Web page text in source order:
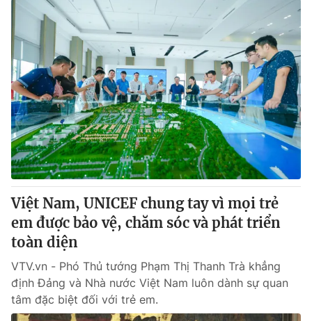
Theo dõi báo trên
Cơ quan chủ quản:Đài Truyền hình Việt Nam
Cơ quan báo chí:Thời báo VTV
Giấy phép hoạt động báo in và báo điện tử số 483/GP-BTTTT
cấp ngày 29/12/2023
Tổng Biên tập:Vũ Thanh Thủy
Phó Tổng Biên tập:Nguyễn Thị Mỹ Hạnh, Phạm Quốc Thắng,
Nguyễn Trọng Ninh
Tổng đài VTV:
024.38 355 931 - 024.38 355 932
Ðiện thoại Thời báo VTV: 024.66 897 897
Email:toasoan@vtv.vn
Liên hệ quảng cáo: 024-7300.7108
Việt Nam, UNICEF chung tay vì mọi trẻ
em được bảo vệ, chăm sóc và phát triển
toàn diện
VTV.vn - Phó Thủ tướng Phạm Thị Thanh Trà khẳng
định Đảng và Nhà nước Việt Nam luôn dành sự quan
tâm đặc biệt đối với trẻ em.